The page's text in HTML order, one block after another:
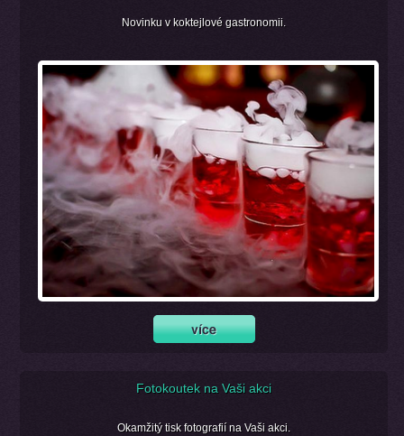
Novinku v koktejlové gastronomii.
Fotokoutek na Vaši akci
Okamžitý tisk fotografií na Vaši akci.